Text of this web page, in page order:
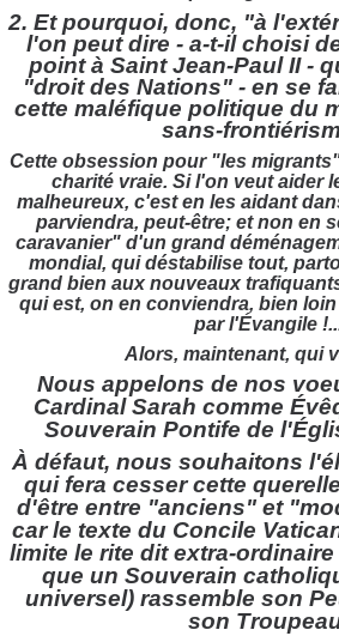
2. Et pourquoi, donc, "à
l'on peut dire - a-t-il choisi
point à Saint Jean-Paul II -
"droit des Nations" - en se
cette maléfique politique du
sans-
Cette obsession pour "les
charité vraie. Si l'on veut aider
malheureux, c'est en les aidant
parviendra, peut-être; et non en
caravanier" d'un grand
mondial, qui déstabilise tout,
grand bien aux nouveaux
qui est, on en conviendra, bien
par l'Évangile
Alors, maintenant, qui
Nous appelons de nos
Cardinal Sarah comme
Souverain Pontife de
À défaut, nous souhaitons
qui fera cesser cette
d'être entre "anciens" et
car le texte du Concile
limite le rite dit extra-
que un Souverain
universel) rassemble son
son